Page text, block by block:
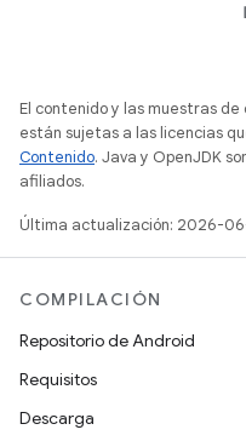
El contenido y las muestras
están sujetas a las licencias
Contenido. Java y OpenJDK
afiliados.
Última actualización: 2026-
COMPILACIÓN
Repositorio de Android
Requisitos
Descarga